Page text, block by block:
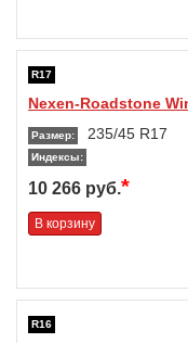
R17
Nexen-Roadstone
Размер: 235/45 R17
Индексы:
10 266 руб.*
В корзину
R16